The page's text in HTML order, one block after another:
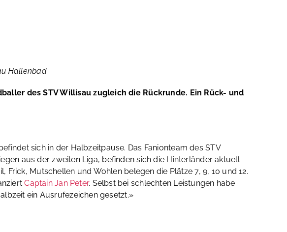
Hallenbad
des STV Willisau zugleich die Rückrunde. Ein Rück- und
sich in der Halbzeitpause. Das Fanionteam des STV
aus der zweiten Liga, befinden sich die Hinterländer aktuell
Mutschellen und Wohlen belegen die Plätze 7, 9, 10 und 12.
Captain Jan Peter. Selbst bei schlechten Leistungen habe
ein Ausrufezeichen gesetzt.»